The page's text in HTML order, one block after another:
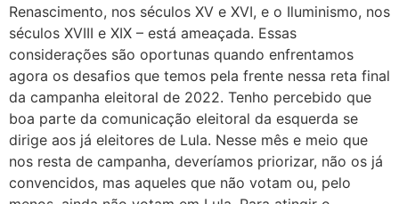
Renascimento, nos séculos XV e XVI, e o Iluminismo, nos
séculos XVIII e XIX – está ameaçada. Essas
considerações são oportunas quando enfrentamos
agora os desafios que temos pela frente nessa reta final
da campanha eleitoral de 2022. Tenho percebido que
boa parte da comunicação eleitoral da esquerda se
dirige aos já eleitores de Lula. Nesse mês e meio que
nos resta de campanha, deveríamos priorizar, não os já
convencidos, mas aqueles que não votam ou, pelo